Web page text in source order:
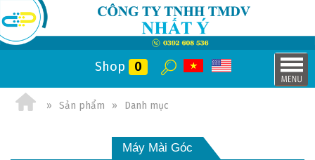
Shop 0
Sản phẩm Danh mục
Máy Mài Góc